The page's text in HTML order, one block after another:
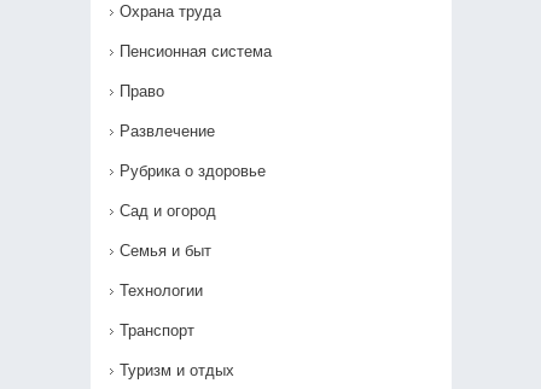
Охрана труда
Пенсионная система
Право
Развлечение
Рубрика о здоровье
Сад и огород
Семья и быт
Технологии
Транспорт
Туризм и отдых